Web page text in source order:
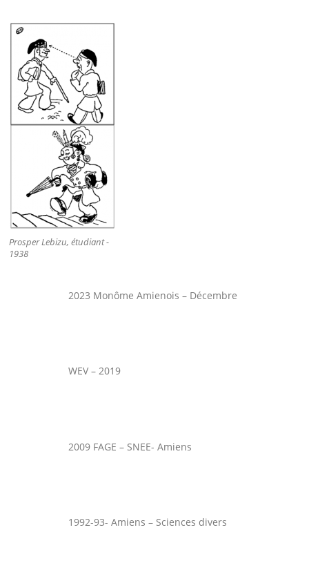
Prosper Lebizu, étudiant -
1938
2023 Monôme Amienois – Décembre
WEV – 2019
2009 FAGE – SNEE- Amiens
1992-93- Amiens – Sciences divers